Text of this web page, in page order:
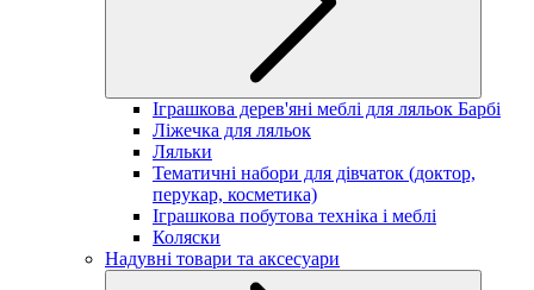
Іграшкова дерев'яні меблі для ляльок Барбі
Ліжечка для ляльок
Ляльки
Тематичні набори для дівчаток (доктор,
перукар, косметика)
Іграшкова побутова техніка і меблі
Коляски
Надувні товари та аксесуари